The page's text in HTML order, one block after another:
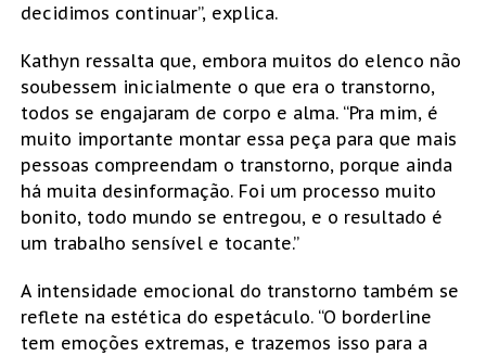
decidimos continuar”, explica.
Kathyn ressalta que, embora muitos do elenco não
soubessem inicialmente o que era o transtorno,
todos se engajaram de corpo e alma. “Pra mim, é
muito importante montar essa peça para que mais
pessoas compreendam o transtorno, porque ainda
há muita desinformação. Foi um processo muito
bonito, todo mundo se entregou, e o resultado é
um trabalho sensível e tocante.”
A intensidade emocional do transtorno também se
reflete na estética do espetáculo. “O borderline
tem emoções extremas, e trazemos isso para a